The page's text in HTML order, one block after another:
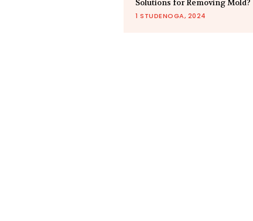
Solutions for Removing Mold?
1 STUDENOGA, 2024